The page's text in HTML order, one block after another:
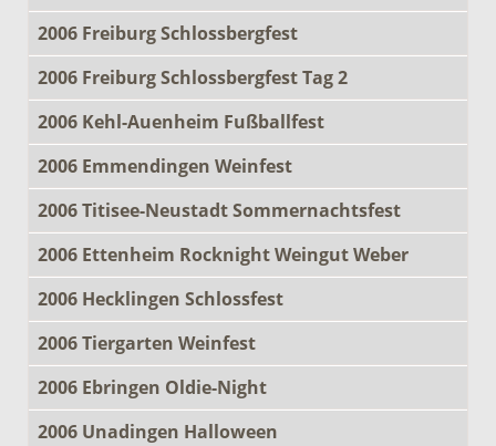
2006 Freiburg Schlossbergfest
2006 Freiburg Schlossbergfest Tag 2
2006 Kehl-Auenheim Fußballfest
2006 Emmendingen Weinfest
2006 Titisee-Neustadt Sommernachtsfest
2006 Ettenheim Rocknight Weingut Weber
2006 Hecklingen Schlossfest
2006 Tiergarten Weinfest
2006 Ebringen Oldie-Night
2006 Unadingen Halloween